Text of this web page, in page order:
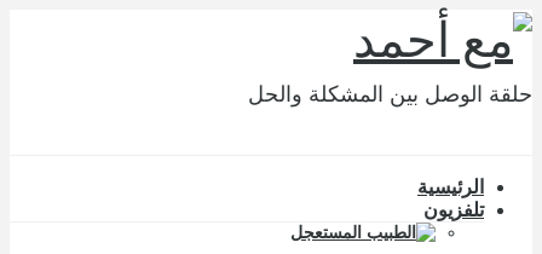
حلقة الوصل بين المشكلة والحل
الرئيسية
تلفزيون